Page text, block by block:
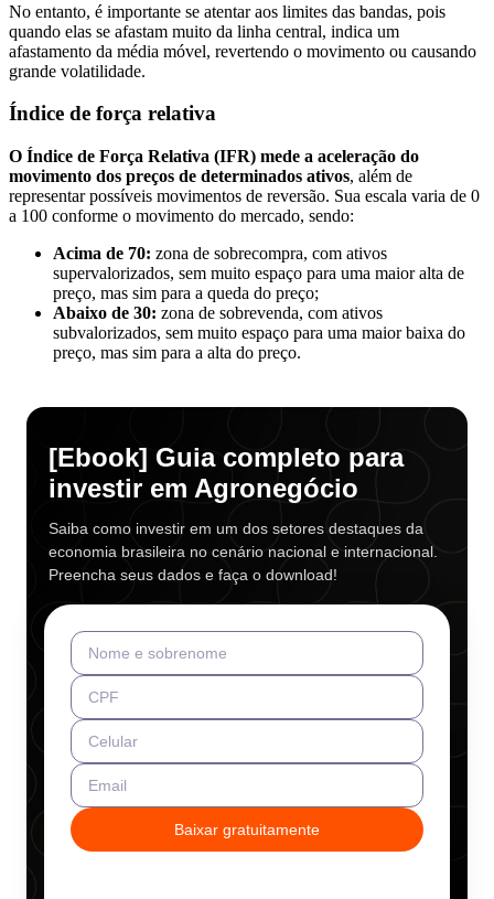
No entanto, é importante se atentar aos limites das bandas, pois
quando elas se afastam muito da linha central, indica um
afastamento da média móvel, revertendo o movimento ou causando
grande volatilidade.
Índice de força relativa
O Índice de Força Relativa (IFR) mede a aceleração do
movimento dos preços de determinados ativos, além de
representar possíveis movimentos de reversão. Sua escala varia de 0
a 100 conforme o movimento do mercado, sendo:
Acima de 70: zona de sobrecompra, com ativos
supervalorizados, sem muito espaço para uma maior alta de
preço, mas sim para a queda do preço;
Abaixo de 30: zona de sobrevenda, com ativos
subvalorizados, sem muito espaço para uma maior baixa do
preço, mas sim para a alta do preço.
[Ebook] Guia completo para
investir em Agronegócio
Saiba como investir em um dos setores destaques da
economia brasileira no cenário nacional e internacional.
Preencha seus dados e faça o download!
Nome e sobrenome
CPF
Celular
Email
Baixar gratuitamente